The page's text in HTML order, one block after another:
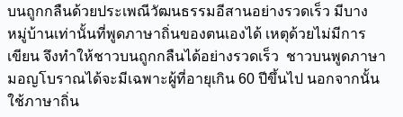
บนถูกกลืนด้วยประเพณีวัฒนธรรมอีสานอย่างรวดเร็ว มีบาง
หมู่บ้านเท่านั้นที่พูดภาษาถิ่นของตนเองได้ เหตุด้วยไม่มีการ
เขียน จึงทำให้ชาวบนถูกกลืนได้อย่างรวดเร็ว ชาวบนพูดภาษา
มอญโบราณได้จะมีเฉพาะผู้ที่อายุเกิน 60 ปีขึ้นไป นอกจากนั้น
ใช้ภาษาถิ่น